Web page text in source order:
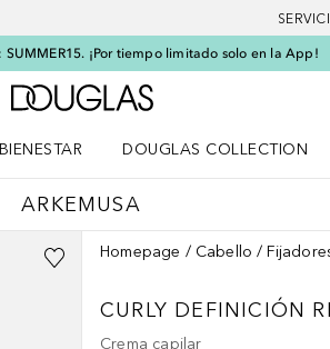
¡Por tiempo limitado solo en la App!
A Douglas Home
DOUGLAS COLLECTION
ARKEMUSA
Homepage Cabello
CURLY DEFINICIÓN
Crema capilar